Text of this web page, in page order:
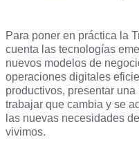
Para poner en práctica la
cuenta las tecnologías
nuevos modelos de
operaciones digitales
productivos, presentar
trabajar que cambia y se
las nuevas necesidades
vivimos.